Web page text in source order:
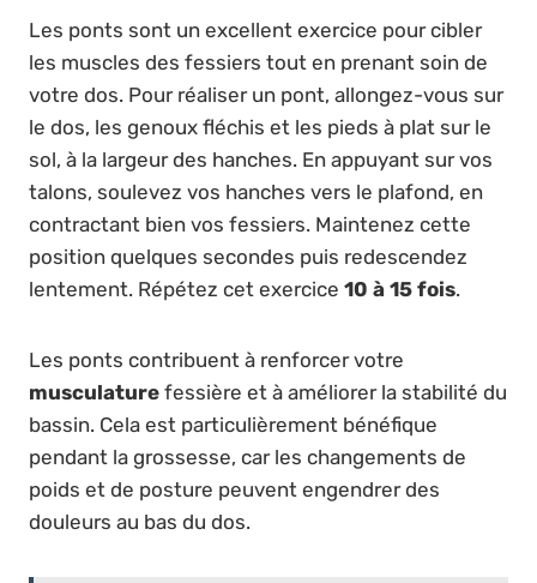
Les ponts sont un excellent exercice pour cibler
les muscles des fessiers tout en prenant soin de
votre dos. Pour réaliser un pont, allongez-vous sur
le dos, les genoux fléchis et les pieds à plat sur le
sol, à la largeur des hanches. En appuyant sur vos
talons, soulevez vos hanches vers le plafond, en
contractant bien vos fessiers. Maintenez cette
position quelques secondes puis redescendez
lentement. Répétez cet exercice 10 à 15 fois.
Les ponts contribuent à renforcer votre
musculature fessière et à améliorer la stabilité du
bassin. Cela est particulièrement bénéfique
pendant la grossesse, car les changements de
poids et de posture peuvent engendrer des
douleurs au bas du dos.